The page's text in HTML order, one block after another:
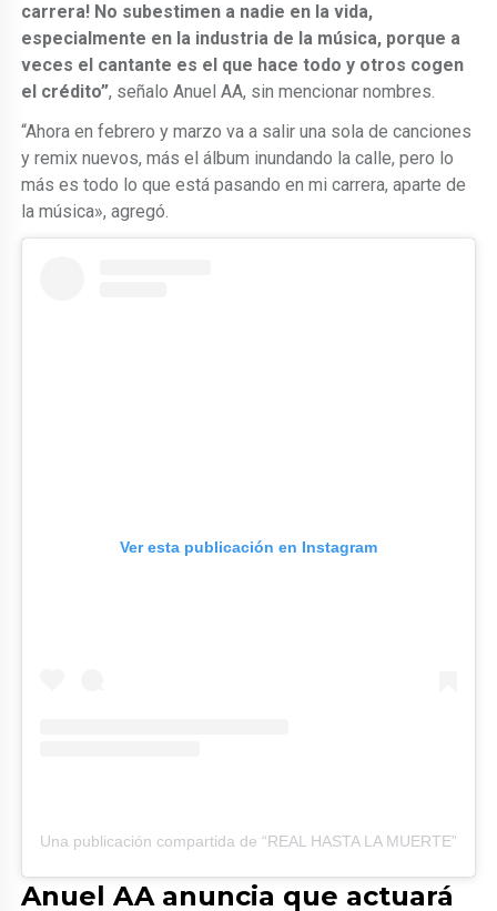
carrera! No subestimen a nadie en la vida,
especialmente en la industria de la música, porque a
veces el cantante es el que hace todo y otros cogen
el crédito”, señalo Anuel AA, sin mencionar nombres.
“Ahora en febrero y marzo va a salir una sola de canciones
y remix nuevos, más el álbum inundando la calle, pero lo
más es todo lo que está pasando en mi carrera, aparte de
la música», agregó.
Ver esta publicación en Instagram
Una publicación compartida de “REAL HASTA LA MUERTE”
Anuel AA anuncia que actuará